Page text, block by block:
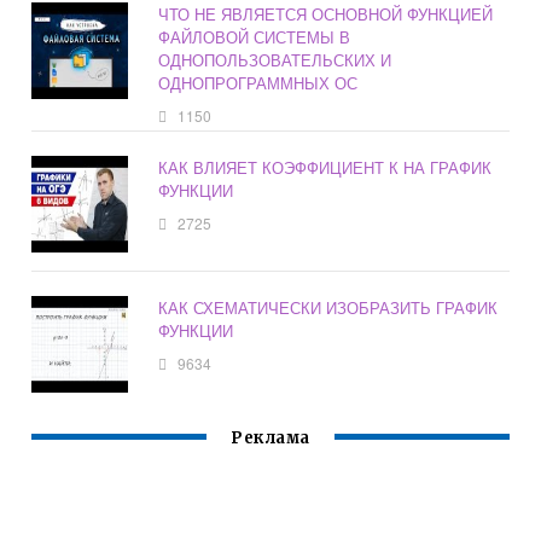
ЧТО НЕ ЯВЛЯЕТСЯ ОСНОВНОЙ ФУНКЦИЕЙ
ФАЙЛОВОЙ СИСТЕМЫ В
ОДНОПОЛЬЗОВАТЕЛЬСКИХ И
ОДНОПРОГРАММНЫХ ОС
1150
КАК ВЛИЯЕТ КОЭФФИЦИЕНТ К НА ГРАФИК
ФУНКЦИИ
2725
КАК СХЕМАТИЧЕСКИ ИЗОБРАЗИТЬ ГРАФИК
ФУНКЦИИ
9634
Реклама